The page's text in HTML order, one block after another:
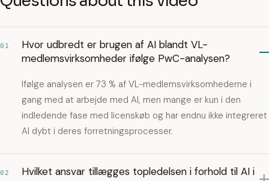
01
Hvor udbredt er brugen af AI blandt VL-
medlemsvirksomheder ifølge PwC-analysen?
Ifølge analysen er 73 % af VL-medlemsvirksomhederne i
gang med at arbejde med AI, men mange er kun i den
indledende fase med licenskøb og har endnu ikke integreret
AI dybt i deres forretningsprocesser.
02
Hvilket ansvar tillægges topledelsen i forhold til AI i